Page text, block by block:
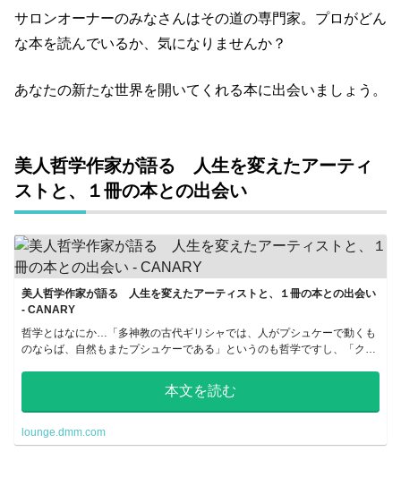
キーワード一覧
サロンオーナーのみなさんはその道の専門家。プロがどん
な本を読んでいるか、気になりませんか？
あなたの新たな世界を開いてくれる本に出会いましょう。
美人哲学作家が語る 人生を変えたアーティ
ストと、１冊の本との出会い
美人哲学作家が語る 人生を変えたアーティストと、１冊の本との出会い
- CANARY
哲学とはなにか…「多神教の古代ギリシャでは、人がプシュケーで動くも
のならば、自然もまたプシュケーである」というのも哲学ですし、「クロ
本文を読む
lounge.dmm.com